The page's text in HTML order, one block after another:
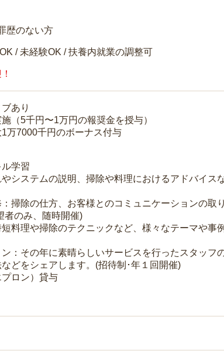
歴のない方
/ 未経験OK / 扶養内就業の調整可
あり
（5千円〜1万円の報奨金を授与）
1万7000千円のボーナス付与
ル学習
システムの説明、掃除や料理におけるアドバイス
：掃除の仕方、お客様とのコミュニケーションの
者のみ、随時開催)
短料理や掃除のテクニックなど、様々なテーマや事
ン：その年に素晴らしいサービスを行ったスタッ
どをシェアします。(招待制･年１回開催)
ロン）貸与